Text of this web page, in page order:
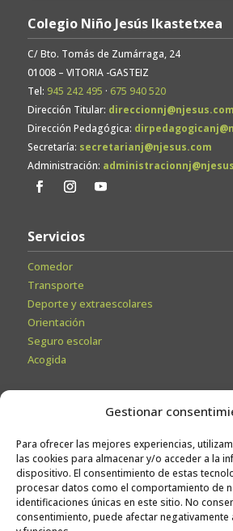
Gestionar
Para ofrecer las mejores experiencias,
las cookies para almacenar y/o acceder a la
dispositivo. El consentimiento de estas
procesar datos como el comportamiento de
identificaciones únicas en este sitio. No
consentimiento, puede afectar negativamente
Colegio Niño Jesús Ikastetxea
C/ Bto. Tomás de Zumárraga, 24
01008 – VITORIA -GASTEIZ
Tel: 945 242 495 · 675 940 520
Dirección Titular: direccionnj@njesus.com
Dirección Pedagógica:
Secretaría: secretarianj@njesus.com
Administración:
Servicios
Comedor
Transporte
Deporte y extraescolares
Orientación
Seguro escolar
Acogida
Admisiones
Calendario escolar
Contacto
Sugerencias